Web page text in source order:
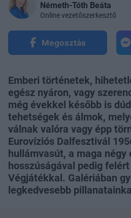
Németh-Tóth Beáta
Online vezetőszerkesztő
Megosztás
Emberi történetek,
egész nyáron, vagy
még évekkel később is
tehetségek és álmok,
válnak valóra vagy épp
Eurovíziós Dalfesztivál
hullámvasút, a maga négy
hosszúságával pedig
Végjátékkal. Galériában
legkedvesebb